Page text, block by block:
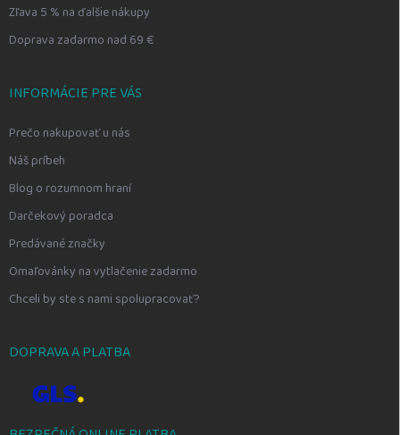
Zľava 5 % na ďalšie nákupy
Doprava zadarmo nad 69 €
INFORMÁCIE PRE VÁS
Prečo nakupovať u nás
Náš príbeh
Blog o rozumnom hraní
Darčekový poradca
Predávané značky
Omaľovánky na vytlačenie zadarmo
Chceli by ste s nami spolupracovať?
DOPRAVA A PLATBA